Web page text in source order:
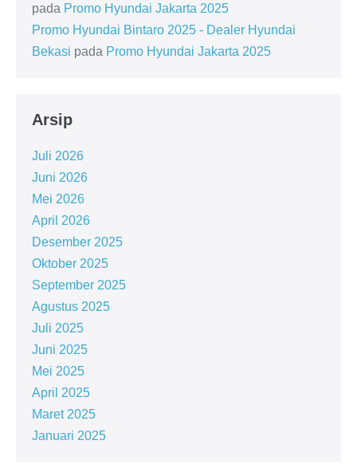
pada Promo Hyundai Jakarta 2025
Promo Hyundai Bintaro 2025 - Dealer Hyundai
Bekasi pada Promo Hyundai Jakarta 2025
Arsip
Juli 2026
Juni 2026
Mei 2026
April 2026
Desember 2025
Oktober 2025
September 2025
Agustus 2025
Juli 2025
Juni 2025
Mei 2025
April 2025
Maret 2025
Januari 2025